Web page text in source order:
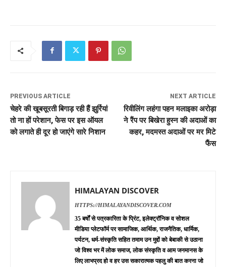
PREVIOUS ARTICLE
चेहरे की खूबसूरती बिगाड़ रही हैं झुर्रियां
तो ना हों परेशान, फेस पर इस ऑयल
को लगाते ही दूर हो जाएंगे सारे निशान
NEXT ARTICLE
रिवीलिंग लहंगा पहन मलाइका अरोड़ा
ने रैंप पर बिखेरा हुस्न की अदाओं का
कहर, मदमस्त अदाओं पर मर मिटे
फैंस
HIMALAYAN DISCOVER
HTTPS://HIMALAYANDISCOVER.COM
35 बर्षों से पत्रकारिता के प्रिंट, इलेक्ट्रॉनिक व सोशल
मीडिया प्लेटफॉर्म पर सामाजिक, आर्थिक, राजनैतिक, धार्मिक,
पर्यटन, धर्म-संस्कृति सहित तमाम उन मुद्दों को बेबाकी से उठाना
जो विश्व भर में लोक समाज, लोक संस्कृति व आम जनमानस के
लिए लाभप्रद हो व हर उस सकारात्मक पहलु की बात करना जो